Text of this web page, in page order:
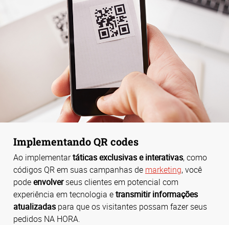
Implementando QR codes
Ao implementartáticas exclusivas e interativas, como
códigos QR em suas campanhas de marketing, você
podeenvolverseus clientes em potencial com
experiência em tecnologia etransmitir informações
atualizadas para que os visitantes possam fazer seus
pedidos NA HORA.